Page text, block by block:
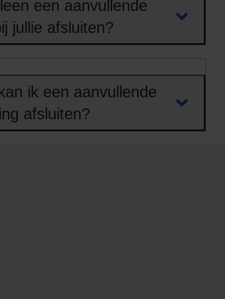
een aanvullende
jullie afsluiten?
ik een aanvullende
afsluiten?